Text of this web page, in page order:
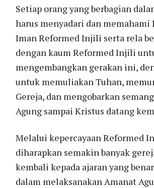
Setiap orang yang berbagian
harus menyadari dan memahami
Iman Reformed Injili serta rela
dengan kaum Reformed Injili
mengembangkan gerakan ini,
untuk memuliakan Tuhan,
Gereja, dan mengobarkan
Agung sampai Kristus datang
Melalui kepercayaan Reformed
diharapkan semakin banyak
kembali kepada ajaran yang
dalam melaksanakan Amanat